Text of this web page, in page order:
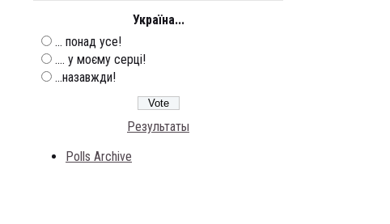
Україна...
... понад усе!
.... у моєму серці!
...назавжди!
Результаты
Polls Archive